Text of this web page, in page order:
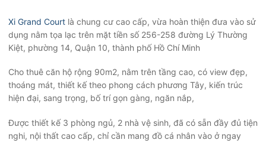
Xi Grand Court là chung cư cao cấp, vừa hoàn thiện đưa vào sử
dụng nằm tọa lạc trên mặt tiền số 256-258 đường Lý Thường
Kiệt, phường 14, Quận 10, thành phố Hồ Chí Minh
Cho thuê căn hộ rộng 90m2, nằm trên tầng cao, có view đẹp,
thoáng mát, thiết kế theo phong cách phương Tây, kiến trúc
hiện đại, sang trọng, bố trí gọn gàng, ngăn nắp,
Được thiết kế 3 phòng ngủ, 2 nhà vệ sinh, đã có sẵn đầy đủ tiện
nghi, nội thất cao cấp, chỉ cần mang đồ cá nhân vào ở ngay